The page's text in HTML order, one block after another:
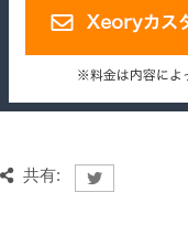
共有: